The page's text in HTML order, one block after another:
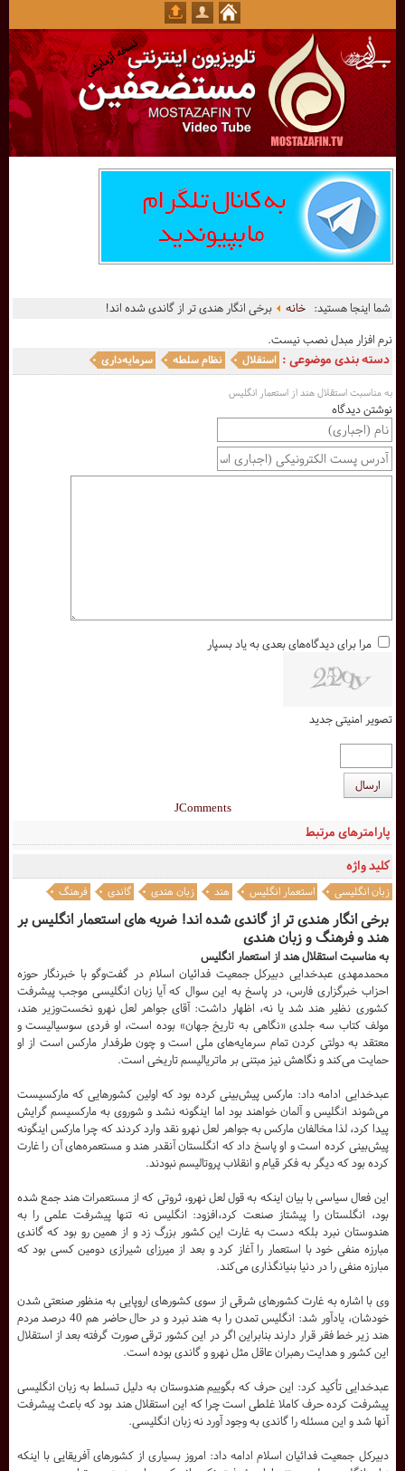
شما اینجا هستید:خانه
برخی انگار هندی تر از گاندی شده اند!
نرم افزار مبدل نصب نیست.
دسته بندی موضوعی : استقلال نظام سلطه سرمایه‌داری
به مناسبت استقلال هند از استعمار انگلیس
برخی انگار هندی تر از گاندی شده اند! ضربه های استعمار انگلیس بر
هند و فرهنگ و زبان هندی
به مناسبت استقلال هند از استعمار انگلیس
محمدمهدی عبدخدایی دبیرکل جمعیت فدائیان اسلام در گفت‌وگو با خبرنگار حوزه
احزاب خبرگزاری فارس، در پاسخ به این سوال که آیا زبان انگلیسی موجب پیشرفت
کشوری نظیر هند شد یا نه، اظهار داشت: آقای جواهر لعل نهرو نخست‌وزیر هند،
مولف کتاب سه جلدی «نگاهی به تاریخ جهان» بوده است، او فردی سوسیالیست و
معتقد به دولتی کردن تمام سرمایه‌های ملی است و چون طرفدار مارکس است از او
حمایت می‌کند و نگاهش نیز مبتنی بر ماتریالیسم تاریخی است.
عبدخدایی ادامه داد: مارکس پیش‌بینی کرده بود که اولین کشورهایی که مارکسیست
می‌شوند انگلیس و آلمان خواهند بود اما اینگونه نشد و شوروی به مارکسیسم گرایش
پیدا کرد، لذا مخالفان مارکس به جواهر لعل نهرو نقد وارد کردند که چرا مارکس اینگونه
پیش‌بینی کرده است و او پاسخ داد که انگلستان آنقدر هند و مستعمره‌های آن را غارت
کرده بود که دیگر به فکر قیام و انقلاب پروتالیسم نبودند.
این فعال سیاسی با بیان اینکه به قول لعل نهرو، ثروتی که از مستعمرات هند جمع شده
بود، انگلستان را پیشتاز صنعت کرد،افزود: انگلیس نه تنها پیشرفت علمی را به
هندوستان نبرد بلکه دست به غارت این کشور بزرگ زد و از همین رو بود که گاندی
مبارزه منفی خود با استعمار را آغاز کرد و بعد از میرزای شیرازی دومین کسی بود که
مبارزه منفی را در دنیا بنیانگذاری می‌کند.
وی با اشاره به غارت کشورهای شرقی از سوی کشورهای اروپایی به منظور صنعتی شدن
خودشان، یادآور شد: انگلیس تمدن را به هند نبرد و در حال حاضر هم 40 درصد مردم
هند زیر خط فقر قرار دارند بنابراین اگر در این کشور ترقی صورت گرفته بعد از استقلال
این کشور و هدایت رهبران عاقل مثل نهرو و گاندی بوده است.
عبدخدایی تأکید کرد: این حرف که بگوییم هندوستان به دلیل تسلط به زبان انگلیسی
پیشرفت کرده حرف کاملا غلطی است چرا که این استقلال هند بود که باعث پیشرفت
آنها شد و این مسئله را گاندی به وجود آورد نه زبان انگلیسی.
دبیرکل جمعیت فدائیان اسلام ادامه داد: امروز بسیاری از کشورهای آفریقایی با اینکه
کلید واژه
زبان انگلیسی استعمار انگلیس هند زبان هندی گاندی فرهنگ
پارامترهای مرتبط
نوشتن دیدگاه
مرا برای دیدگاه‌های بعدی به یاد بسپار
تصویر امنیتی جدید
ارسال
JComments